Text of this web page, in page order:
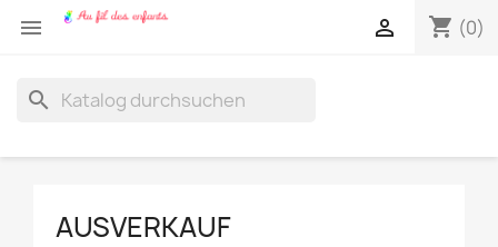
 shopping_cart (0)

search
AUSVERKAUF